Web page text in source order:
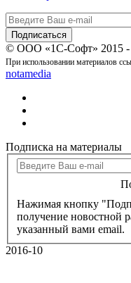
© ООО «1С-Софт» 2015 -
При использовании материалов
notamedia
Подписка на материалы
Нажимая кнопку
получение новостной
указанный вами email.
2016-10